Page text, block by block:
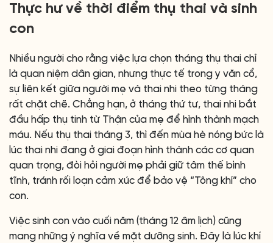
Thực hư về thời điểm thụ thai và sinh
con
Nhiều người cho rằng việc lựa chọn tháng thụ thai chỉ
là quan niệm dân gian, nhưng thực tế trong y văn cổ,
sự liên kết giữa người mẹ và thai nhi theo từng tháng
rất chặt chẽ. Chẳng hạn, ở tháng thứ tư, thai nhi bắt
đầu hấp thụ tinh từ Thận của mẹ để hình thành mạch
máu. Nếu thụ thai tháng 3, thì đến mùa hè nóng bức là
lúc thai nhi đang ở giai đoạn hình thành các cơ quan
quan trọng, đòi hỏi người mẹ phải giữ tâm thế bình
tĩnh, tránh rối loạn cảm xúc để bảo vệ “Tông khí” cho
con.
Việc sinh con vào cuối năm (tháng 12 âm lịch) cũng
mang những ý nghĩa về mặt dưỡng sinh. Đây là lúc khí